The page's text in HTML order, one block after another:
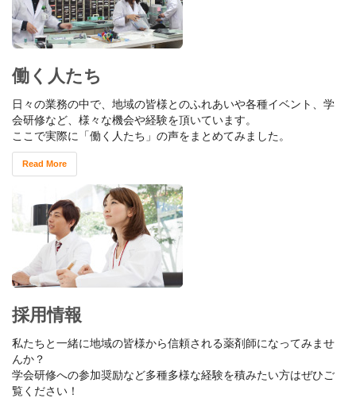
働く人たち
日々の業務の中で、地域の皆様とのふれあいや各種イベント、学
会研修など、様々な機会や経験を頂いています。
ここで実際に「働く人たち」の声をまとめてみました。
Read More
採用情報
私たちと一緒に地域の皆様から信頼される薬剤師になってみませ
んか？
学会研修への参加奨励など多種多様な経験を積みたい方はぜひご
覧ください！